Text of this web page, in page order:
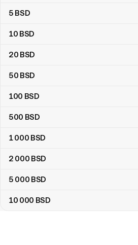
5 BSD
10 BSD
20 BSD
50 BSD
100 BSD
500 BSD
1 000 BSD
2 000 BSD
5 000 BSD
10 000 BSD